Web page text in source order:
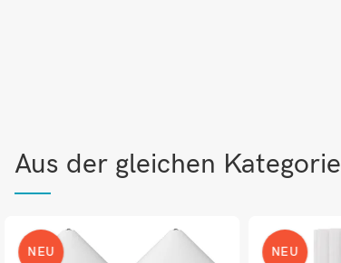
Aus der gleichen Kategorie
NEU NEU